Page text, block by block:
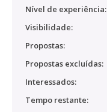
Nível de experiência:
Visibilidade:
Propostas:
Propostas excluídas:
Interessados:
Tempo restante: